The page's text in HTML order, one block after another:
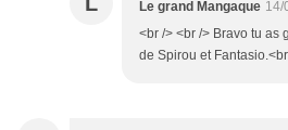
Le grand Mangaque 14/
<br /> <br /> Bravo tu as
de Spirou et